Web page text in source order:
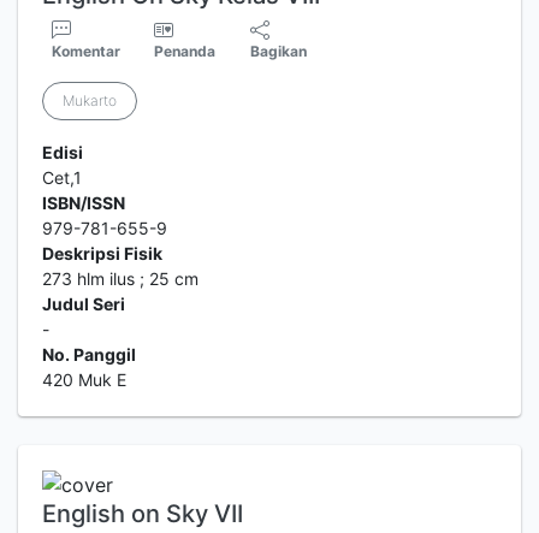
Komentar Penanda Bagikan
Mukarto
Edisi
Cet,1
ISBN/ISSN
979-781-655-9
Deskripsi Fisik
273 hlm ilus ; 25 cm
Judul Seri
-
No. Panggil
420 Muk E
English on Sky VII